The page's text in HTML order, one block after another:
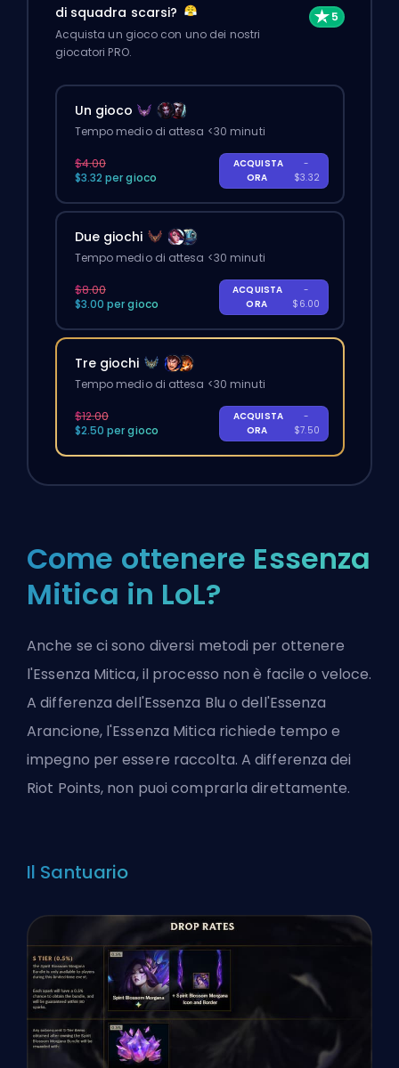
di squadra scarsi?
Acquista un gioco con uno dei nostri
giocatori PRO.
Un gioco
Tempo medio di attesa <30 minuti
$4.00
$3.32 per gioco
ACQUISTA
ORA
-
$3.32
Due giochi
Tempo medio di attesa <30 minuti
$8.00
$3.00 per gioco
ACQUISTA
ORA
-
$6.00
Tre giochi
Tempo medio di attesa <30 minuti
$12.00
$2.50 per gioco
ACQUISTA
ORA
-
$7.50
Come ottenere Essenza
Mitica in LoL?
Anche se ci sono diversi metodi per ottenere
l'Essenza Mitica, il processo non è facile o veloce.
A differenza dell'Essenza Blu o dell'Essenza
Arancione, l'Essenza Mitica richiede tempo e
impegno per essere raccolta. A differenza dei
Riot Points, non puoi comprarla direttamente.
Il Santuario